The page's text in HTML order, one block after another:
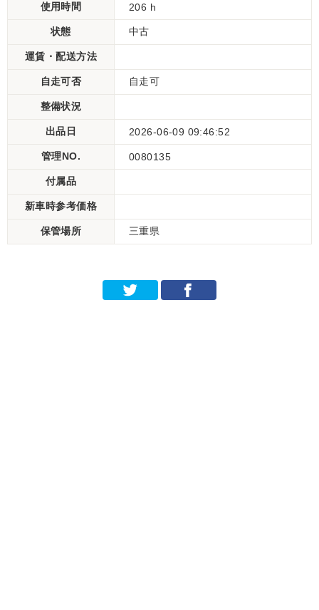
使用時間 206 h
状態 中古
運賃・配送方法
自走可否 自走可
整備状況
出品日 2026-06-09 09:46:52
管理NO. 0080135
付属品
新車時参考価格
保管場所 三重県